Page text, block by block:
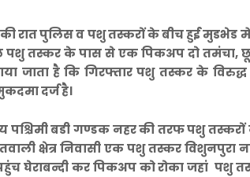
की रात पुलिस व पशु तस्करों के बीच हुई मुडभेड में
तस्कर के पास से एक पिकअप दो तमंचा,
जाता है कि गिरफ्तार पशु तस्कर के
दर्ज है।
पश्चिमी बडी गण्डक नहर की तरफ पशु
क्षेत्र निवासी एक पशु तस्कर विशुनपुरा
घेराबन्दी कर पिकअप को रोका जहां पशु